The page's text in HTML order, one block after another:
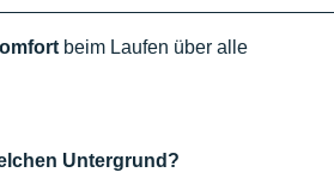
beim Laufen über alle
Untergrund?